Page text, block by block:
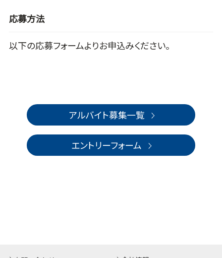
応募方法
以下の応募フォームよりお申込みください。
アルバイト募集一覧
エントリーフォーム